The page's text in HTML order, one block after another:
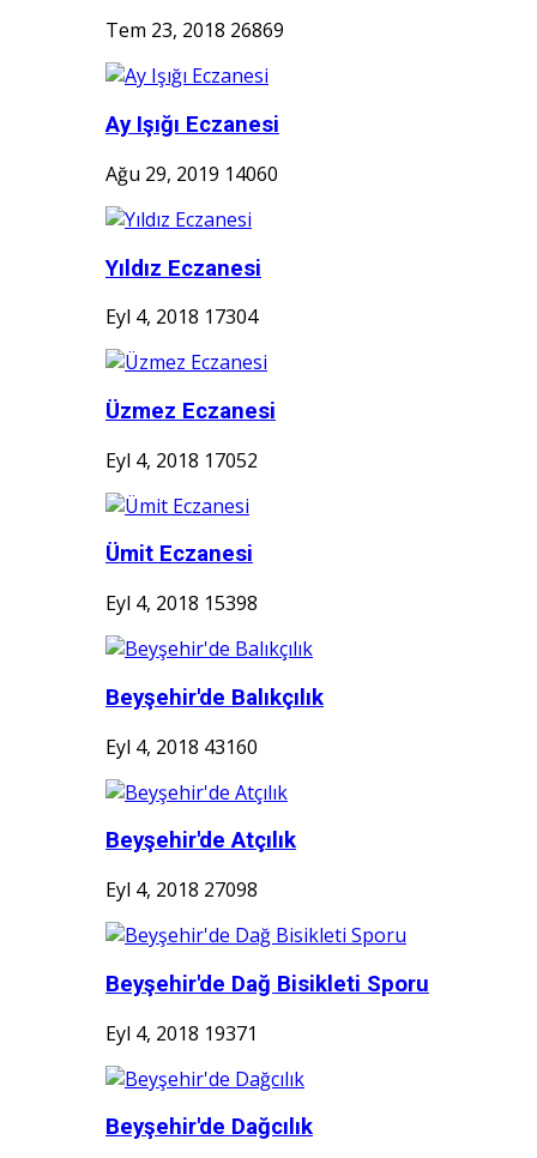
Tem 23, 2018 26869
Ay Işığı Eczanesi
Ağu 29, 2019 14060
Yıldız Eczanesi
Eyl 4, 2018 17304
Üzmez Eczanesi
Eyl 4, 2018 17052
Ümit Eczanesi
Eyl 4, 2018 15398
Beyşehir'de Balıkçılık
Eyl 4, 2018 43160
Beyşehir'de Atçılık
Eyl 4, 2018 27098
Beyşehir'de Dağ Bisikleti Sporu
Eyl 4, 2018 19371
Beyşehir'de Dağcılık